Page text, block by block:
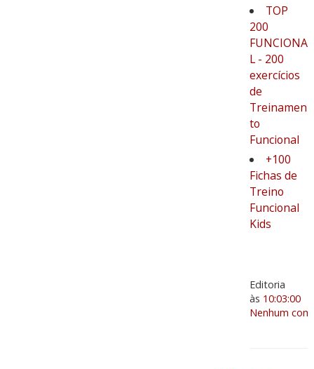
TOP
200
FUNCIONA
L - 200
exercícios
de
Treinamen
to
Funcional
+100
Fichas de
Treino
Funcional
Kids
Editoria
às 10:03:00
Nenhum